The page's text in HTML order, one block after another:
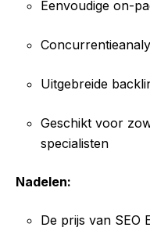
Eenvoudige on-
Uitgebreide
Geschikt voor
specialisten
Nadelen:
De prijs van SEO